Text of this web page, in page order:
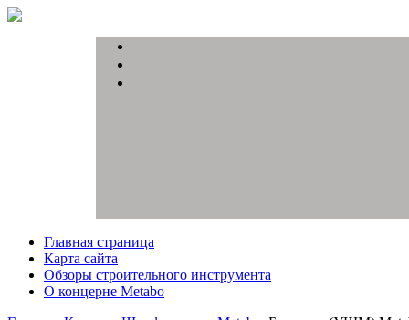
Главная страница
Карта сайта
Обзоры строительного инструмента
О концерне Metabo